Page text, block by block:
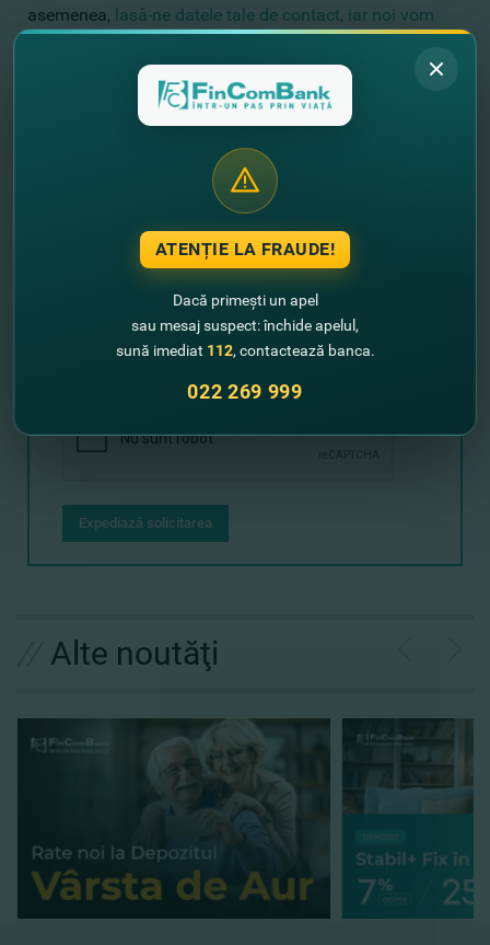
asemenea, lasă-ne datele tale de contact, iar noi vom
reveni cu un sunet.
#FinComBusiness – partenerul succesului tău!
Lasă-ne datele tale de contact şi noi
revenim cu un sunet!
+373
Expediază solicitarea
Alte noutăţi
ATENȚIE LA FRAUDE!
Dacă primești un apel
sau mesaj suspect: închide apelul,
sună imediat 112, contactează banca.
022 269 999